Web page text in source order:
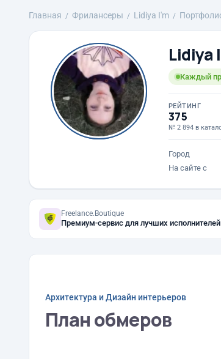
Главная Фрилансеры Lidiya I'm
Lidiya
Каждый
РЕЙТИНГ
375
№ 2 894 в
Город
На сайте с
Freelance.Boutique
Премиум-сервис для лучших исполнителей
Архитектура и Дизайн интерьеров
План обмеров